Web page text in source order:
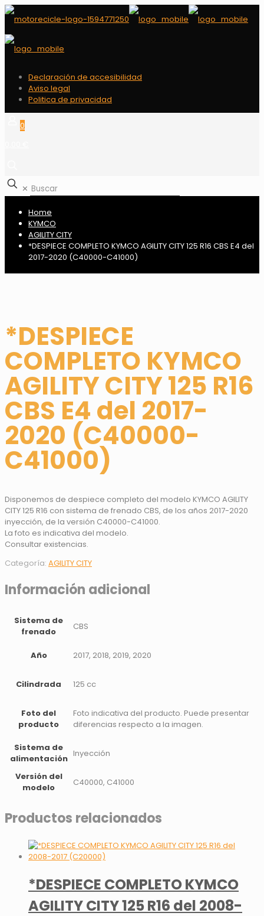
Declaración de accesibilidad
Aviso legal
Politica de privacidad
0
✕
Home
KYMCO
AGILITY CITY
*DESPIECE COMPLETO KYMCO AGILITY CITY 125 R16 CBS E4 del
2017-2020 (C40000-C41000)
*DESPIECE
COMPLETO KYMCO
AGILITY CITY 125 R16
CBS E4 del 2017-
2020 (C40000-
C41000)
Disponemos de despiece completo del modelo KYMCO AGILITY
CITY 125 R16 con sistema de frenado CBS, de los años 2017-2020
inyección, de la versión C40000-C41000.
La foto es indicativa del modelo.
Consultar existencias.
Categoría: AGILITY CITY
Información adicional
Sistema de
frenado
CBS
Año 2017, 2018, 2019, 2020
Cilindrada 125 cc
Foto del
producto
Foto indicativa del producto. Puede presentar
diferencias respecto a la imagen.
Sistema de
alimentación Inyección
Versión del
modelo
C40000, C41000
Productos relacionados
*DESPIECE COMPLETO KYMCO
AGILITY CITY 125 R16 del 2008-